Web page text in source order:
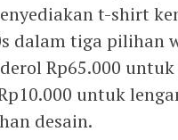
t-shirt
dalam tiga
Rp65.000
untuk
desain.